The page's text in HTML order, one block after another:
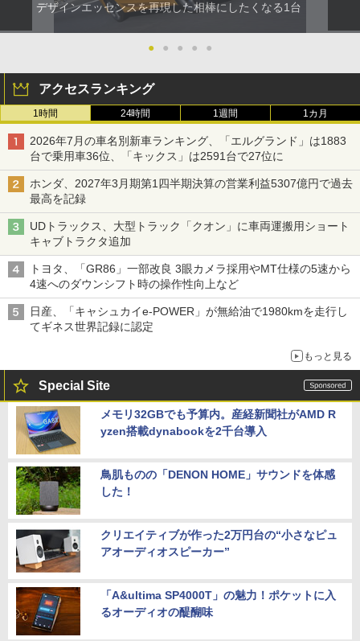
デザインエッセンスを再現した相棒にしたくなる1台
● ● ● ● ●
アクセスランキング
1時間 24時間 1週間 1カ月
2026年7月の車名別新車ランキング、「エルグランド」は1883
台で乗用車36位、「キックス」は2591台で27位に
ホンダ、2027年3月期第1四半期決算の営業利益5307億円で過去
最高を記録
UDトラックス、大型トラック「クオン」に車両運搬用ショート
キャブトラクタ追加
トヨタ、「GR86」一部改良 3眼カメラ採用やMT仕様の5速から
4速へのダウンシフト時の操作性向上など
日産、「キャシュカイe-POWER」が無給油で1980kmを走行し
てギネス世界記録に認定
もっと見る
Special Site
メモリ32GBでも予算内。産経新聞社がAMD R
yzen搭載dynabookを2千台導入
鳥肌ものの「DENON HOME」サウンドを体感
した！
クリエイティブが作った2万円台の“小さなピュ
アオーディオスピーカー”
「A&ultima SP4000T」の魅力！ポケットに入
るオーディオの醍醐味